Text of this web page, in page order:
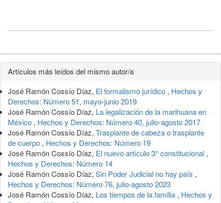
Detalles
del
artículo
Artículos más leídos del mismo autor/a
José Ramón Cossío Díaz, El formalismo jurídico , Hechos y
Derechos: Número 51, mayo-junio 2019
José Ramón Cossío Díaz, La legalización de la marihuana en
México , Hechos y Derechos: Número 40, julio-agosto 2017
José Ramón Cossío Díaz, Trasplante de cabeza o trasplante
de cuerpo , Hechos y Derechos: Número 19
José Ramón Cossío Díaz, El nuevo artículo 3° constitucional ,
Hechos y Derechos: Número 14
José Ramón Cossío Díaz, Sin Poder Judicial no hay país ,
Hechos y Derechos: Número 76, julio-agosto 2023
José Ramón Cossío Díaz, Los tiempos de la familia , Hechos y